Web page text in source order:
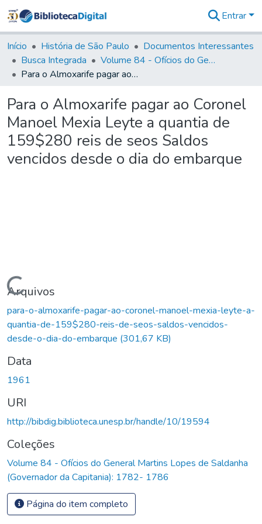
&
Coleções
Tudo na
Biblioteca
Estatísticas
Entrar
Início História de São Paulo
Documentos Interessantes
Busca Integrada
Volume 84 - Ofícios do General Martins Lopes de Saldanha (Governador da Capitania): 1782- 1786
Para o Almoxarife pagar ao Coronel Manoel Mexia Leyte a quantia de 159$280 reis de seos Saldos vencidos desde o dia do embarque
Para o Almoxarife pagar ao Coronel
Manoel Mexia Leyte a quantia de
159$280 reis de seos Saldos
vencidos desde o dia do embarque
Carregando...
Arquivos
para-o-almoxarife-pagar-ao-coronel-manoel-mexia-leyte-a-
quantia-de-159$280-reis-de-seos-saldos-vencidos-
desde-o-dia-do-embarque (301,67 KB)
Data
1961
URI
http://bibdig.biblioteca.unesp.br/handle/10/19594
Coleções
Volume 84 - Ofícios do General Martins Lopes de Saldanha
(Governador da Capitania): 1782- 1786
Página do item completo